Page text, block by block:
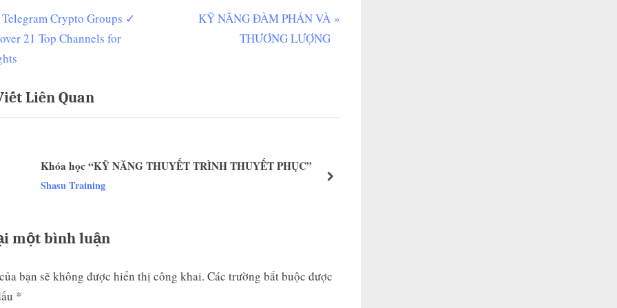
Telegram Crypto Groups ✓
21 Top Channels for
N
o
KỸ NĂNG ĐÀM PHÁN VÀ
THƯƠNG LƯỢNG
Liên Quan
Khóa học “KỸ NĂNG THUYẾT TRÌNH THUYẾT PHỤC”
Shasu Training next
một bình luận
bạn sẽ không được hiển thị công khai. Các trường bắt buộc được
*